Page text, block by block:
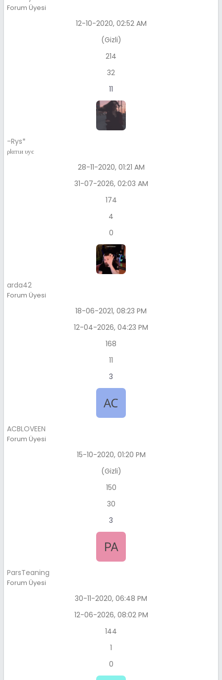
Forum Üyesi
12-10-2020, 02:52 AM
(Gizli)
214
32
11
-Rys*
ρℓαтιи υує
28-11-2020, 01:21 AM
31-07-2026, 02:03 AM
174
4
0
arda42
Forum Üyesi
18-06-2021, 08:23 PM
12-04-2026, 04:23 PM
168
11
3
ACBLOVEEN
Forum Üyesi
15-10-2020, 01:20 PM
(Gizli)
150
30
3
ParsTeaning
Forum Üyesi
30-11-2020, 06:48 PM
12-06-2026, 08:02 PM
144
1
0